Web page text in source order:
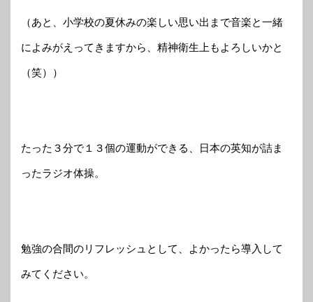
（あと、小学校の夏休みの楽しい思い出まで音楽と一緒
によみがえってきますから、精神衛生上もよろしいかと
（笑））
たった３分で１３個の運動ができる、日本の英知が詰ま
ったラジオ体操。
勉強の合間のリフレッシュとして、よかったら導入して
みてください。